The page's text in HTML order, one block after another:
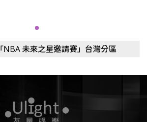
「NBA 未來之星邀請賽」台灣分區